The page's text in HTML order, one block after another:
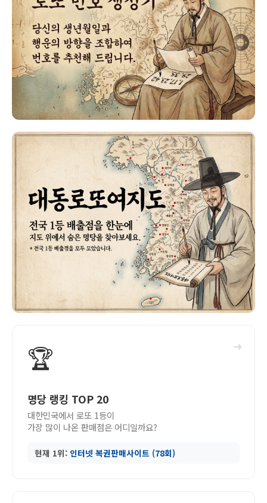
➜
🏆
명당 랭킹 TOP 20
대한민국에서 로또 1등이
가장 많이 나온 판매점은 어디일까요?
현재 1위: 인터넷 복권판매사이트 (78회)